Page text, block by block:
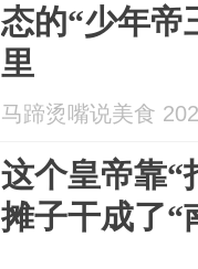
态的“少年帝
里
马蹄烫嘴说美食
这个皇帝靠“
摊子干成了“